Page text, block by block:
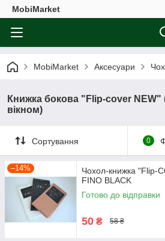
MobiMarket
MobiMarket Аксесуари
Книжка бокова "Flip-cover NEW"
вікном)
Сортування 0
–14%
Чохол-книжка "Flip-
FINO BLACK
Готово до відправки
50 ₴ 58 ₴